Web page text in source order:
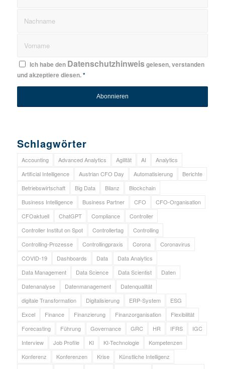
Ich habe den Datenschutzhinweisgelesen, verstanden
und akzeptiere diesen.*
Schlagwörter
Accounting Advanced Analytics Agilität AI
Analytics
Artificial Intelligence
Austrian CFO Day Automatisierung
Berichte
Betriebswirtschaft
Big Data Bilanz
Blockchain
Business Intelligence
Business Partner CFO
CFO-Organisation
CFOaktuell
ChatGPT Compliance
Controller
Controller Institut on Spot
Controllertag
Controlling
Controlling-Prozesse
Controllingpraxis Corona
Coronavirus
COVID-19
Dashboards Data
Data Analytics
Data Management
Data Science Data Scientist
Daten
Datenanalyse
Datenmanagement
Datenqualität
digitale Transformation
Digitalisierung ERP-System
ESG
Excel
Finance Finanzierung Finanzorganisation
Flexibilität
Forecasting
Führung Governance GRC HR IFRS
IGC
Interview
Job Profile KI KI-Technologie
Kompetenzen
Konferenz
Konferenzen Krise
Künstliche Intelligenz